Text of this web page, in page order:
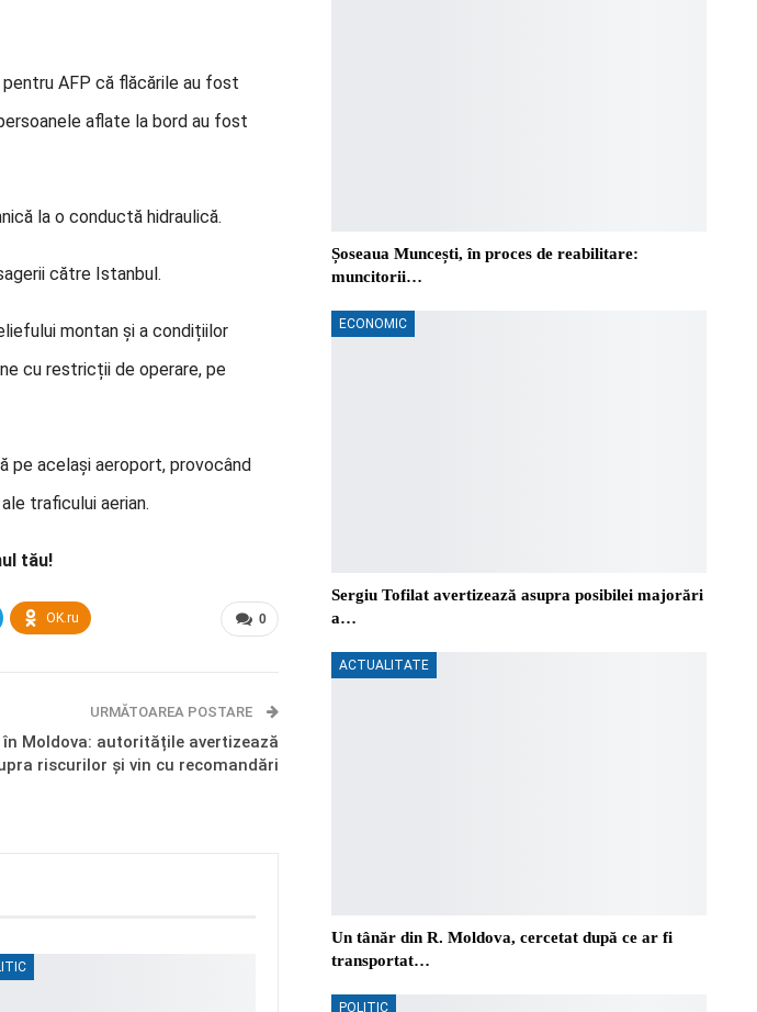
AFP că flăcările au fost
aflate la bord au fost
la o conductă hidraulică.
către Istanbul.
montan și a condițiilor
cu restricții de operare, pe
pe același aeroport, provocând
traficului aerian.
tău!
0
OK.ru
URMĂTOAREA POSTARE
Moldova: autoritățile avertizează
riscurilor și vin cu recomandări
Șoseaua Muncești, în proces de reabilitare:
muncitorii…
ECONOMIC
Sergiu Tofilat avertizează asupra posibilei majorări
a…
ACTUALITATE
Un tânăr din R. Moldova, cercetat după ce ar fi
transportat…
POLITIC